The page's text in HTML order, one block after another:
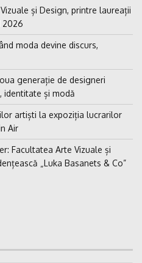
și Design, printre laureații
2026
moda devine discurs,
generație de designeri
identitate și modă
artiști la expoziția lucrarilor
Air
Facultatea Arte Vizuale și
„Luka Basanets & Co”